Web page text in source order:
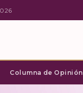
Columna de Opinión